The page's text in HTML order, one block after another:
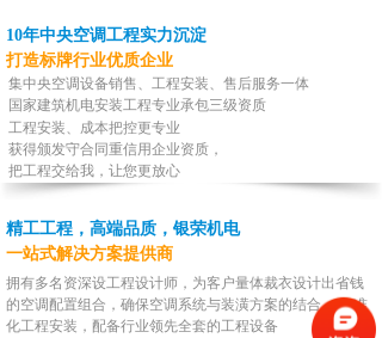
10年中央空调工程实力沉淀
打造标牌行业优质企业
集中央空调设备销售、工程安装、售后服务一体
国家建筑机电安装工程专业承包三级资质
工程安装、成本把控更专业
获得颁发守合同重信用企业资质，
把工程交给我，让您更放心
精工工程，高端品质，银荣机电
一站式解决方案提供商
拥有多名资深设工程设计师，为客户量体裁衣设计出省钱
的空调配置组合，确保空调系统与装潢方案的结合。 标准
化工程安装，配备行业领先全套的工程设备